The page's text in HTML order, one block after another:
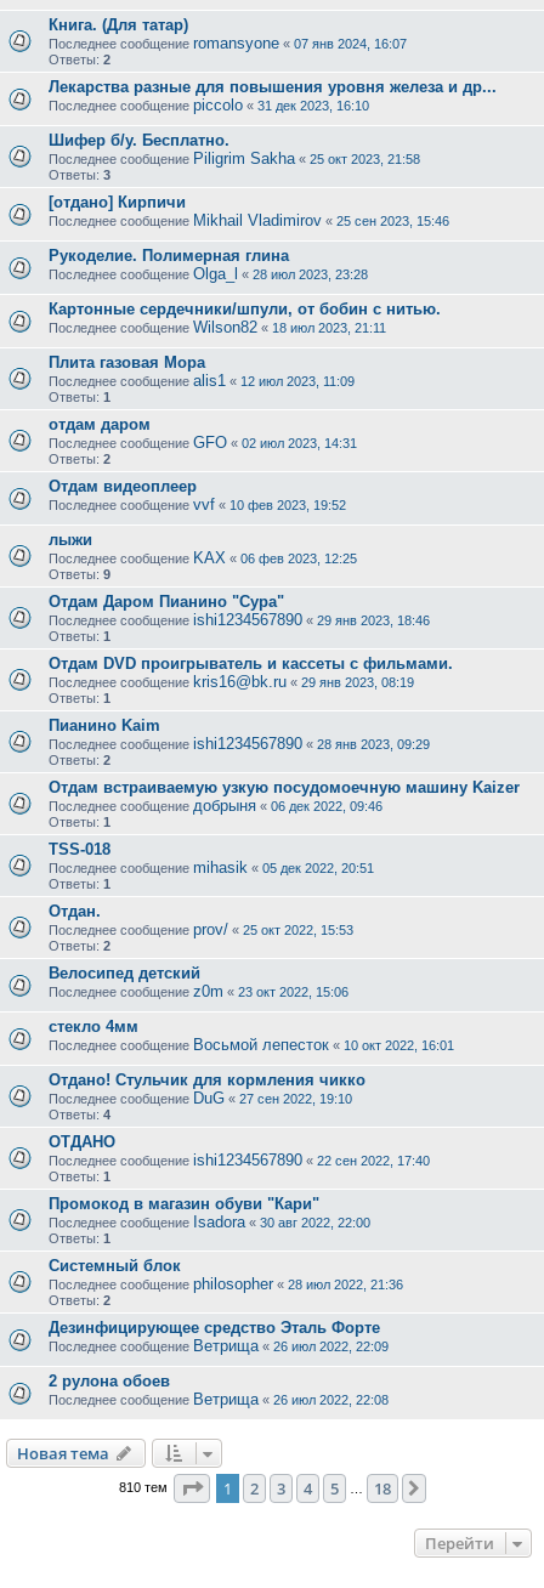
Книга. (Для татар)
Последнее сообщение romansyone « 07 янв 2024, 16:07
Ответы: 2
Лекарства разные для повышения уровня железа и др...
Последнее сообщение piccolo « 31 дек 2023, 16:10
Шифер б/у. Бесплатно.
Последнее сообщение Piligrim Sakha « 25 окт 2023, 21:58
Ответы: 3
[отдано] Кирпичи
Последнее сообщение Mikhail Vladimirov « 25 сен 2023, 15:46
Рукоделие. Полимерная глина
Последнее сообщение Olga_l « 28 июл 2023, 23:28
Картонные сердечники/шпули, от бобин с нитью.
Последнее сообщение Wilson82 « 18 июл 2023, 21:11
Плита газовая Мора
Последнее сообщение alis1 « 12 июл 2023, 11:09
Ответы: 1
отдам даром
Последнее сообщение GFO « 02 июл 2023, 14:31
Ответы: 2
Отдам видеоплеер
Последнее сообщение vvf « 10 фев 2023, 19:52
лыжи
Последнее сообщение KAX « 06 фев 2023, 12:25
Ответы: 9
Отдам Даром Пианино "Сура"
Последнее сообщение ishi1234567890 « 29 янв 2023, 18:46
Ответы: 1
Отдам DVD проигрыватель и кассеты с фильмами.
Последнее сообщение kris16@bk.ru « 29 янв 2023, 08:19
Ответы: 1
Пианино Kaim
Последнее сообщение ishi1234567890 « 28 янв 2023, 09:29
Ответы: 2
Отдам встраиваемую узкую посудомоечную машину Kaizer
Последнее сообщение добрыня « 06 дек 2022, 09:46
Ответы: 1
TSS-018
Последнее сообщение mihasik « 05 дек 2022, 20:51
Ответы: 1
Отдан.
Последнее сообщение prov/ « 25 окт 2022, 15:53
Ответы: 2
Велосипед детский
Последнее сообщение z0m « 23 окт 2022, 15:06
стекло 4мм
Последнее сообщение Восьмой лепесток « 10 окт 2022, 16:01
Отдано! Стульчик для кормления чикко
Последнее сообщение DuG « 27 сен 2022, 19:10
Ответы: 4
ОТДАНО
Последнее сообщение ishi1234567890 « 22 сен 2022, 17:40
Ответы: 1
Промокод в магазин обуви "Кари"
Последнее сообщение Isadora « 30 авг 2022, 22:00
Ответы: 1
Системный блок
Последнее сообщение philosopher « 28 июл 2022, 21:36
Ответы: 2
Дезинфицирующее средство Эталь Форте
Последнее сообщение Ветрища « 26 июл 2022, 22:09
2 рулона обоев
Последнее сообщение Ветрища « 26 июл 2022, 22:08
Новая тема
810 тем Страница из 18
1 2 3 4 5 18
Перейти